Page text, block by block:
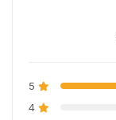
5
4